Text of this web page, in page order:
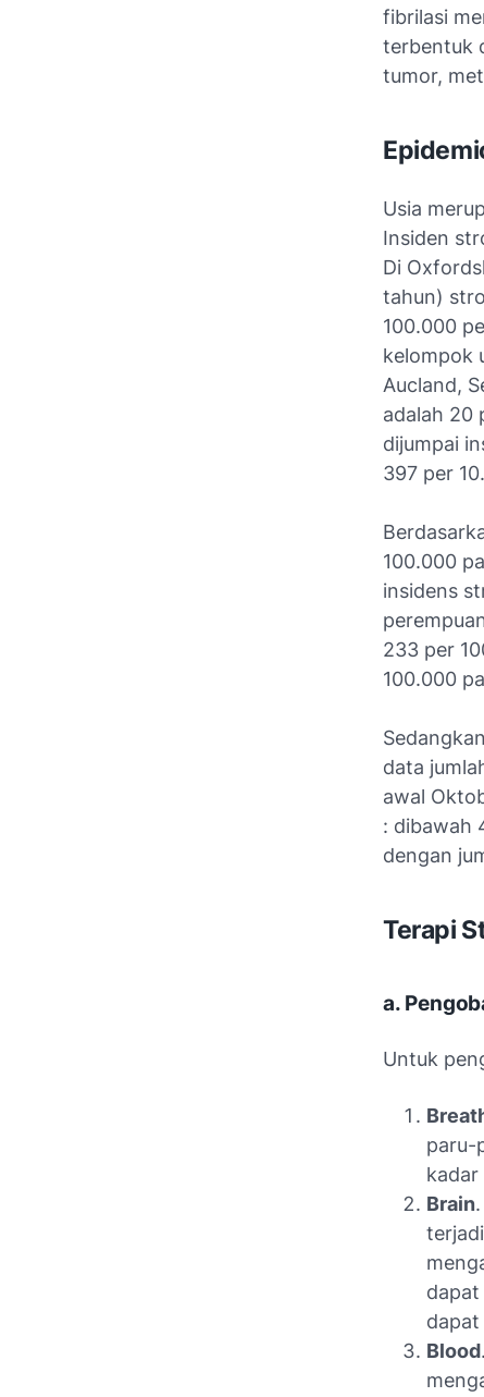
fibrilasi
terbentuk
tumor,
Usia
Insiden
Di
tahun)
100.000
kelompok
Aucland,
adalah 20
dijumpai
397 per
100.000
insidens
233 per
100.000
data
awal
: dibawah
dengan
Terapi
a.
Untuk
paru-
kadar
Brain
Blood